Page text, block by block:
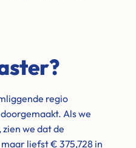
regio
Als we
we dat de
liefst € 375,728 in